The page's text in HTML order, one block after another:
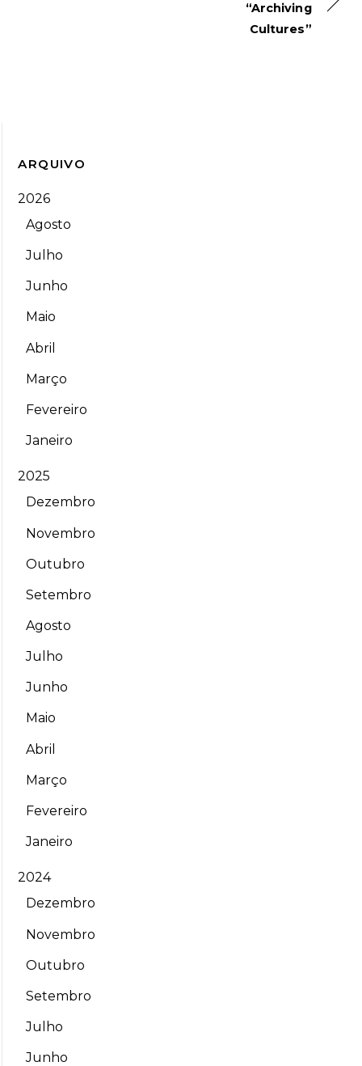
“Archiving
Cultures”
ARQUIVO
2026
Agosto
Julho
Junho
Maio
Abril
Março
Fevereiro
Janeiro
2025
Dezembro
Novembro
Outubro
Setembro
Agosto
Julho
Junho
Maio
Abril
Março
Fevereiro
Janeiro
2024
Dezembro
Novembro
Outubro
Setembro
Julho
Junho